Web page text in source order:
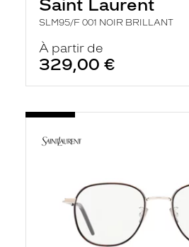
Saint Laurent
SLM95/F 001 NOIR BRILLANT
À partir de
329,00 €